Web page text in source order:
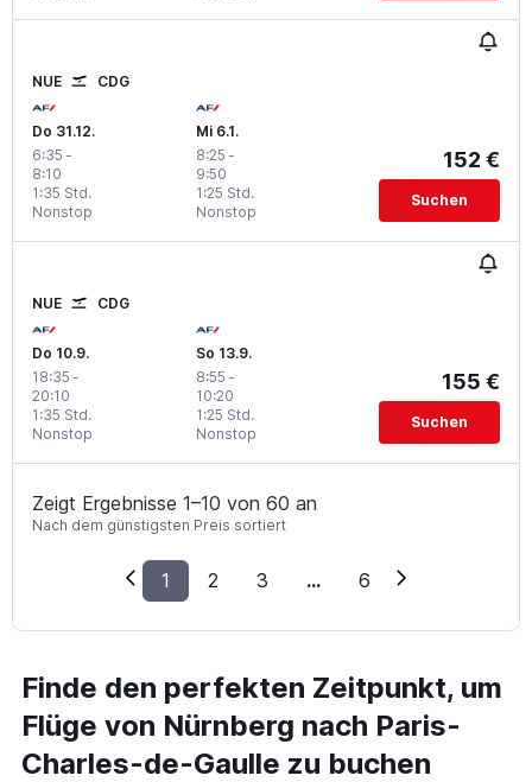
NUE CDG
Do 31.12.
6:35 -
8:10
Nonstop
1:35 Std.
Mi 6.1.
8:25 -
9:50
Nonstop
1:25 Std.
152 €
Suchen
NUE CDG
Do 10.9.
18:35 -
20:10
Nonstop
1:35 Std.
So 13.9.
8:55 -
10:20
Nonstop
1:25 Std.
155 €
Suchen
Zeigt Ergebnisse 1–10 von 60 an
Nach dem günstigsten Preis sortiert
1 2 3 ... 6
Finde den perfekten Zeitpunkt, um
Flüge von Nürnberg nach Paris-
Charles-de-Gaulle zu buchen